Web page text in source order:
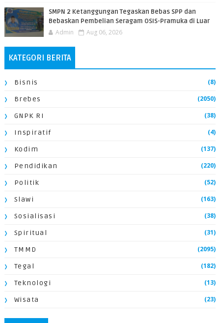
SMPN 2 Ketanggungan Tegaskan Bebas SPP dan
Bebaskan Pembelian Seragam OSIS-Pramuka di Luar
Admin Aug 06, 2026
KATEGORI BERITA
Bisnis (8)
Brebes (2050)
GNPK RI (38)
Inspiratif (4)
Kodim (137)
Pendidikan (220)
Politik (52)
Slawi (163)
Sosialisasi (38)
Spiritual (31)
TMMD (2095)
Tegal (182)
Teknologi (13)
Wisata (23)